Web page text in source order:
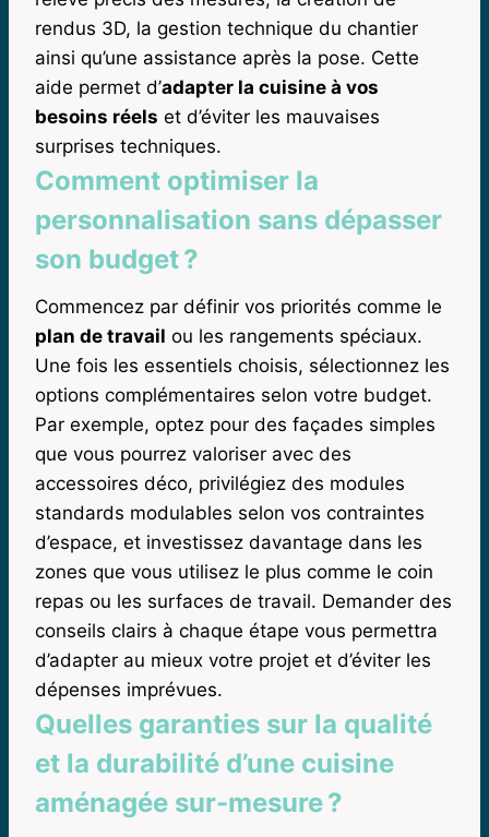
rendus 3D, la gestion technique du chantier
ainsi qu’une assistance après la pose. Cette
aide permet d’adapter la cuisine à vos
besoins réels et d’éviter les mauvaises
surprises techniques.
Comment optimiser la
personnalisation sans dépasser
son budget ?
Commencez par définir vos priorités comme le
plan de travail ou les rangements spéciaux.
Une fois les essentiels choisis, sélectionnez les
options complémentaires selon votre budget.
Par exemple, optez pour des façades simples
que vous pourrez valoriser avec des
accessoires déco, privilégiez des modules
standards modulables selon vos contraintes
d’espace, et investissez davantage dans les
zones que vous utilisez le plus comme le coin
repas ou les surfaces de travail. Demander des
conseils clairs à chaque étape vous permettra
d’adapter au mieux votre projet et d’éviter les
dépenses imprévues.
Quelles garanties sur la qualité
et la durabilité d’une cuisine
aménagée sur-mesure ?